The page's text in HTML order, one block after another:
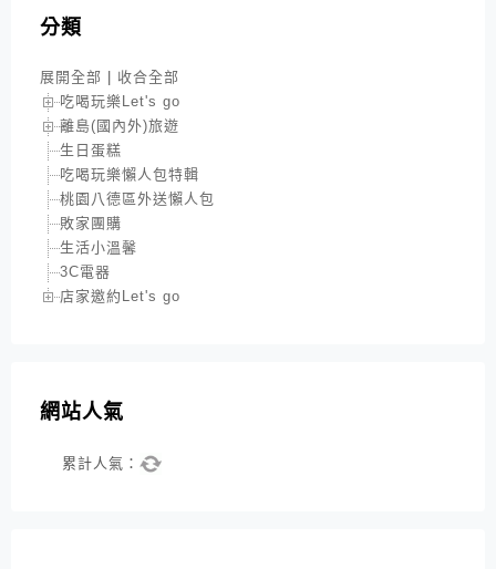
分類
展開全部
收合全部
吃喝玩樂Let's go
離島(國內外)旅遊
生日蛋糕
吃喝玩樂懶人包特輯
桃園八德區外送懶人包
敗家團購
生活小溫馨
3C電器
店家邀約Let's go
網站人氣
累計人氣：